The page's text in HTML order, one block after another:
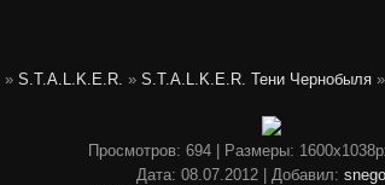
» S.T.A.L.K.E.R. » S.T.A.L.K.E.R. Тени Чернобыля
Просмотров: 694 | Размеры:
Дата: 08.07.2012 | Добавил: